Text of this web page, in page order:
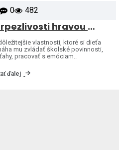
0 482
Ako naučiť deti trpezlivosti hravou formou
vlastnosti, ktoré si dieťa
mu zvládať školské povinnosti,
pracovať s emóciam..
ďalej